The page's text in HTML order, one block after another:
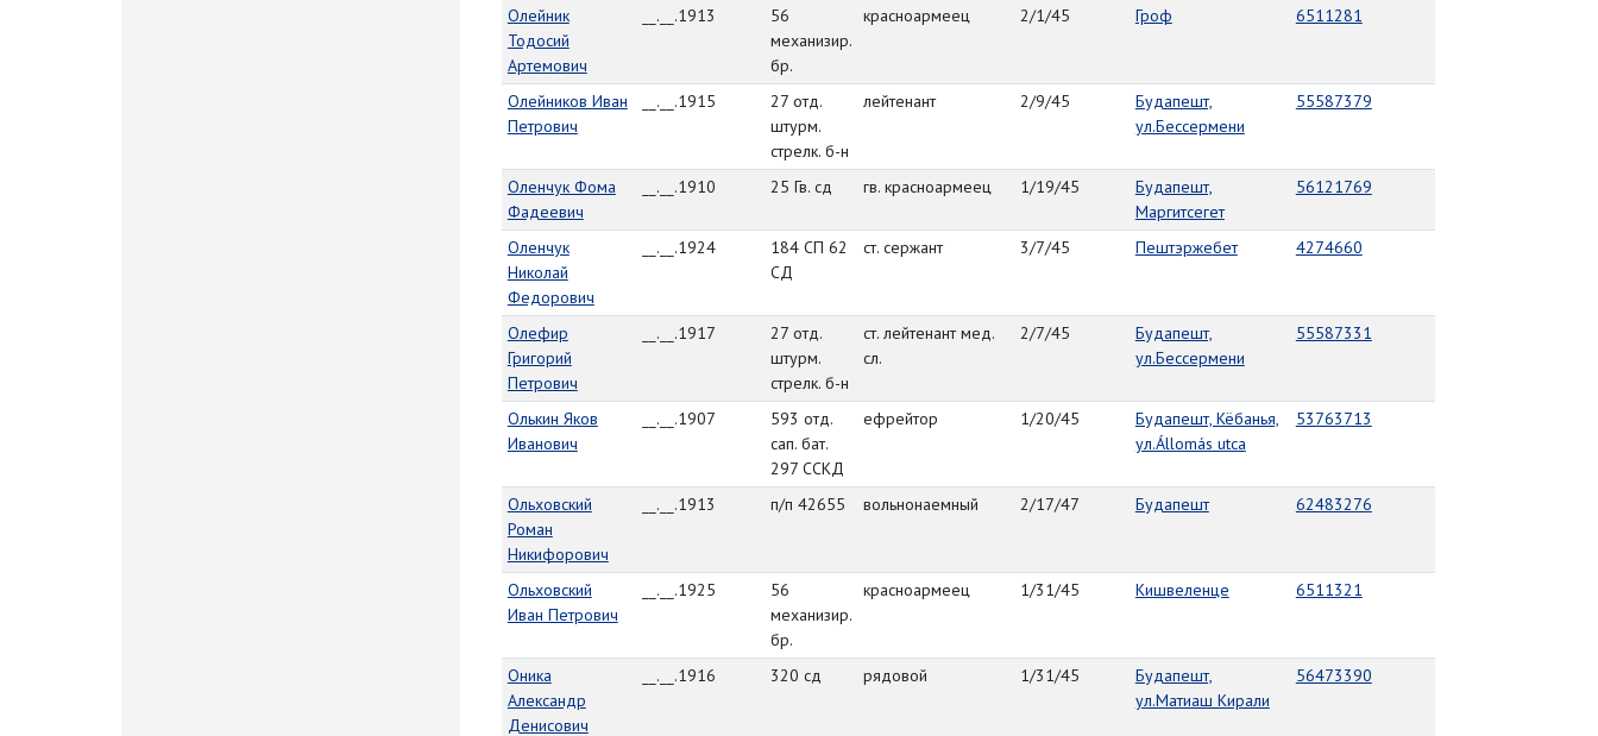
Олейник
Тодосий
Артемович
__.__.1913
56
механизир.
бр.
красноармеец 2/1/45 Гроф 6511281
Олейников Иван
Петрович
__.__.1915
27 отд.
штурм.
стрелк. б-н
лейтенант 2/9/45
Будапешт,
ул.Бессермени
55587379
Оленчук Фома
Фадеевич
__.__.1910 25 Гв. сд гв. красноармеец 1/19/45
Будапешт,
Маргитсегет
56121769
Оленчук
Николай
Федорович
__.__.1924
184 СП 62
СД
ст. сержант 3/7/45 Пештэржебет 4274660
Олефир
Григорий
Петрович
__.__.1917
27 отд.
штурм.
стрелк. б-н
ст. лейтенант мед.
сл.
2/7/45
Будапешт,
ул.Бессермени
55587331
Олькин Яков
Иванович
__.__.1907
593 отд.
сап. бат.
297 ССКД
ефрейтор 1/20/45
Будапешт, Кёбанья,
ул.Állomás utca
53763713
Ольховский
Роман
Никифорович
__.__.1913 п/п 42655 вольнонаемный 2/17/47 Будапешт 62483276
Ольховский
Иван Петрович
__.__.1925
56
механизир.
бр.
красноармеец 1/31/45 Кишвеленце 6511321
Оника
Александр
Денисович
__.__.1916 320 сд рядовой 1/31/45
Будапешт,
ул.Матиаш Кирали
56473390